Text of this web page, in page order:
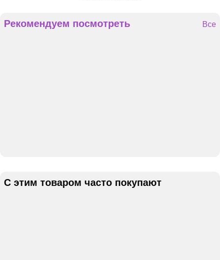
Рекомендуем посмотреть Все
С этим товаром часто покупают